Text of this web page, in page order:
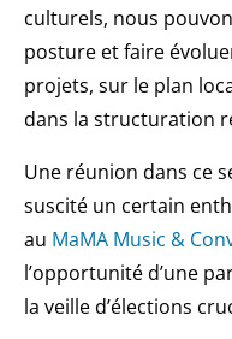
culturels, nous
posture et faire
projets, sur le plan
dans la structuration
Une réunion dans ce
suscité un certain
au MaMA Music &
l’opportunité d’une
la veille d’élections